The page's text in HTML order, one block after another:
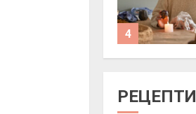
4
РЕЦЕПТИ